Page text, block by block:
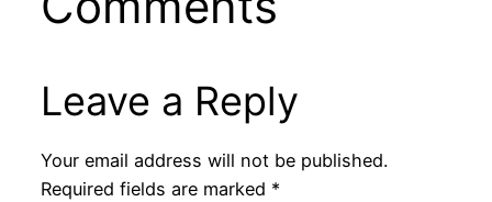
Leave a Reply
Your email address will not be published.
Required fields are marked *